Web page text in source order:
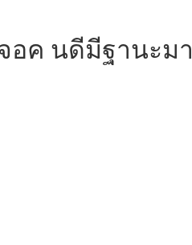
อค นดีมีฐานะมา